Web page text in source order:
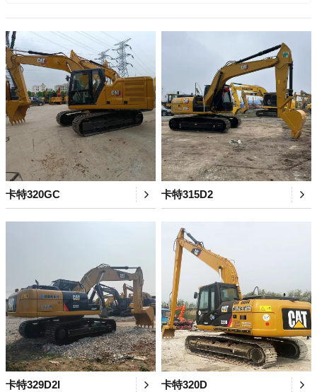
卡特320GC 卡特315D2
卡特329D2l 卡特320D